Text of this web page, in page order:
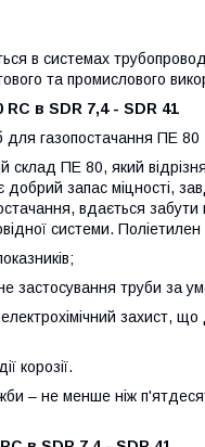
в системах
та промислового
в SDR 7,4 - SDR 41
для газопостачання ПЕ 80
склад ПЕ 80, який
запас міцності,
вдається
системи. Поліетилен
застосування труби за
захист, що
корозії.
– не менше ніж